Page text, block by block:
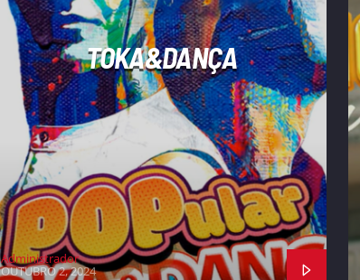
TOKA&DANÇA
Administrador
OUTUBRO 2, 2024